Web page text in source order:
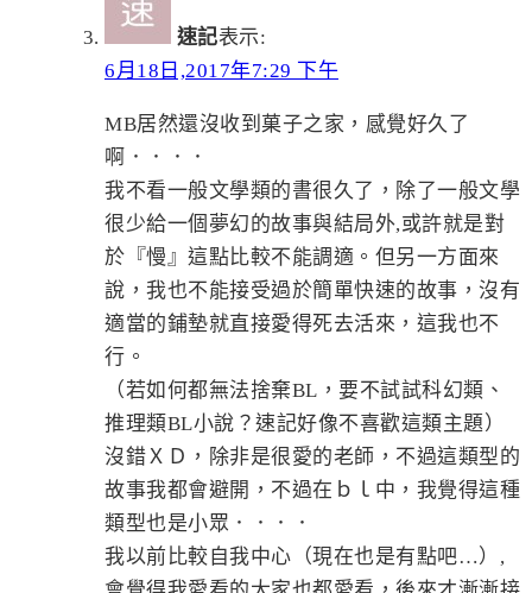
速記表示:
6月18日,2017年7:29 下午
MB居然還沒收到菓子之家，感覺好久了
啊．．．．
我不看一般文學類的書很久了，除了一般文學
很少給一個夢幻的故事與結局外,或許就是對
於『慢』這點比較不能調適。但另一方面來
說，我也不能接受過於簡單快速的故事，沒有
適當的鋪墊就直接愛得死去活來，這我也不
行。
（若如何都無法捨棄BL，要不試試科幻類、
推理類BL小說？速記好像不喜歡這類主題）
沒錯ＸＤ，除非是很愛的老師，不過這類型的
故事我都會避開，不過在ｂｌ中，我覺得這種
類型也是小眾．．．．
我以前比較自我中心（現在也是有點吧…）,